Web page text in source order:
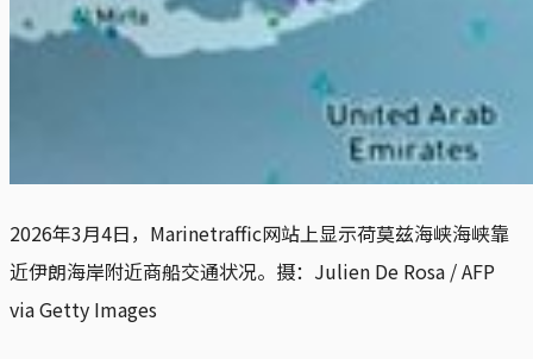
2026年3月4日，Marinetraffic网站上显示荷莫兹海峡海峡靠
近伊朗海岸附近商船交通状况。摄：Julien De Rosa / AFP
via Getty Images